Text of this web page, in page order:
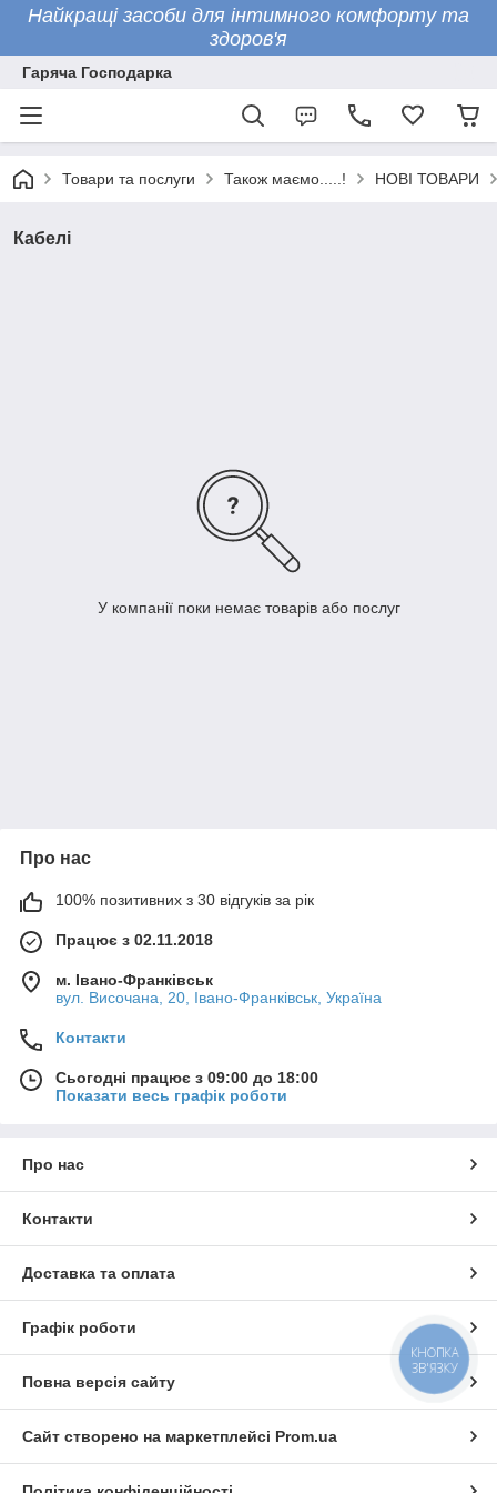
Найкращі засоби для інтимного комфорту та
здоров'я
Гаряча Господарка
Товари та послуги Також маємо.....! НОВІ ТОВАРИ
Кабелі
У компанії поки немає товарів або послуг
Про нас
100% позитивних з 30 відгуків за рік
Працює з 02.11.2018
м. Івано-Франківськ
вул. Височана, 20, Івано-Франківськ, Україна
Контакти
Сьогодні працює з 09:00 до 18:00
Показати весь графік роботи
Про нас
Контакти
Доставка та оплата
Графік роботи
Повна версія сайту
Сайт створено на маркетплейсі Prom.ua
КНОПКА
ЗВ'ЯЗКУ